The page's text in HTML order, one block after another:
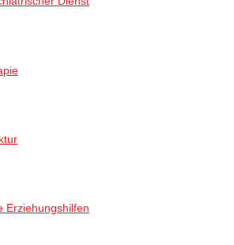
Erziehungshilfen